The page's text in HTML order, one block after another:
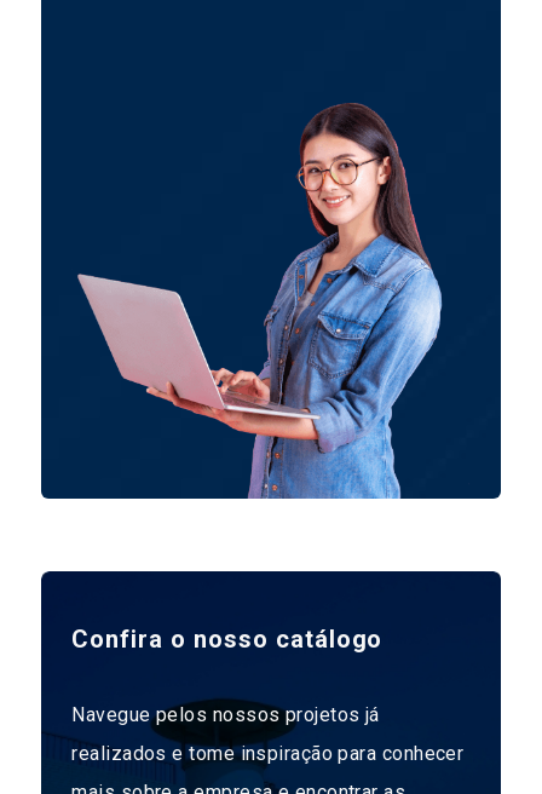
Confira o nosso catálogo
Navegue pelos nossos projetos já
realizados e tome inspiração para conhecer